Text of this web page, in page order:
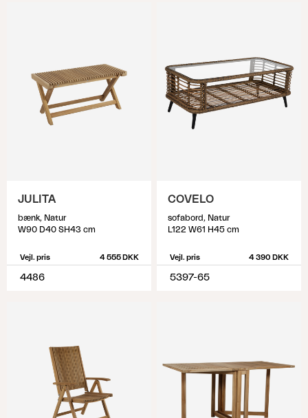
JULITA
bænk, Natur
W90 D40 SH43 cm
Vejl. pris 4 555 DKK
4486
COVELO
sofabord, Natur
L122 W61 H45 cm
Vejl. pris 4 390 DKK
5397-65